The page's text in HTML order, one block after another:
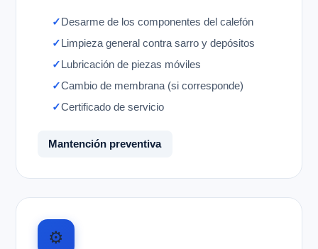
Desarme de los componentes del calefón
Limpieza general contra sarro y depósitos
Lubricación de piezas móviles
Cambio de membrana (si corresponde)
Certificado de servicio
Mantención preventiva
⚙️